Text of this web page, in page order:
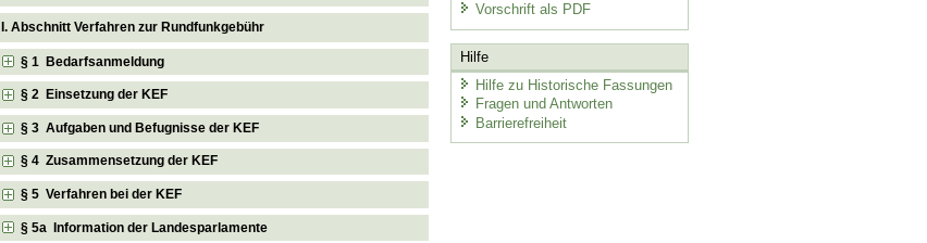
I. Abschnitt Verfahren zur Rundfunkgebühr
§ 1 Bedarfsanmeldung
§ 2 Einsetzung der KEF
§ 3 Aufgaben und Befugnisse der KEF
§ 4 Zusammensetzung der KEF
§ 5 Verfahren bei der KEF
§ 5a Information der Landesparlamente
Vorschrift als PDF
Hilfe
Hilfe zu Historische Fassungen
Fragen und Antworten
Barrierefreiheit